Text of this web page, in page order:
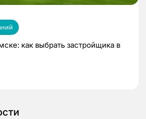
как выбрать застройщика в